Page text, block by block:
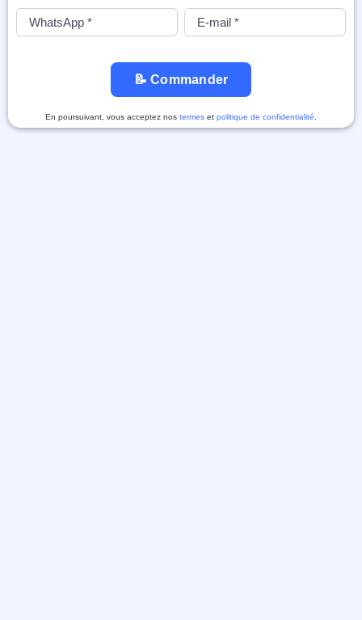
📝 Commander
En poursuivant, vous acceptez nos termes et politique de confidentialité